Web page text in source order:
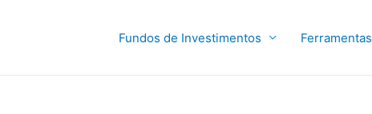
Fundos de Investimentos Ferramentas